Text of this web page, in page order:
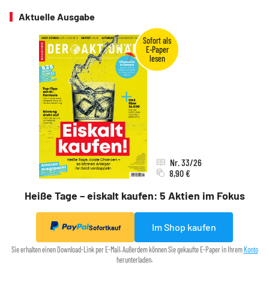
Aktuelle Ausgabe
Heiße Tage – eiskalt kaufen: 5 Aktien im Fokus
Nr. 33/26
8,90 €
Sofortkauf Im Shop kaufen
Sie erhalten einen Download-Link per E-Mail. Außerdem können Sie gekaufte E-Paper in Ihrem Konto
herunterladen.